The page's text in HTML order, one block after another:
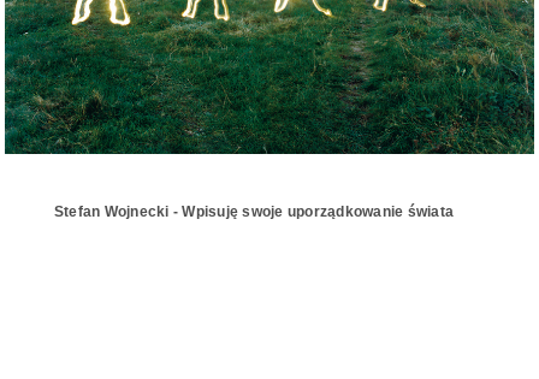
Stefan Wojnecki - Wpisuję swoje uporządkowanie świata